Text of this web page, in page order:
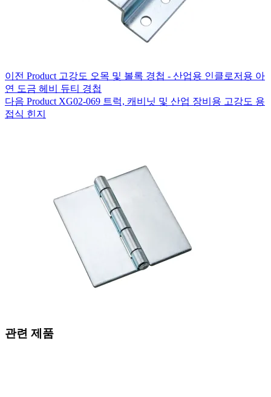
이전 Product 고강도 오목 및 볼록 경첩 - 산업용 인클로저용 아
연 도금 헤비 듀티 경첩
다음 Product XG02-069 트럭, 캐비닛 및 산업 장비용 고강도 용
접식 힌지
관련 제품